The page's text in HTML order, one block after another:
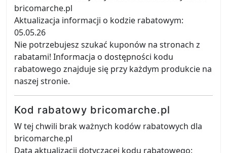
bricomarche.pl
Aktualizacja informacji o kodzie rabatowym:
05.05.26
Nie potrzebujesz szukać kuponów na stronach z
rabatami! Informacja o dostępności kodu
rabatowego znajduje się przy każdym produkcie na
naszej stronie.
Kod rabatowy bricomarche.pl
W tej chwili brak ważnych kodów rabatowych dla
bricomarche.pl
Data aktualizacji dotyczącej kodu rabatowego: